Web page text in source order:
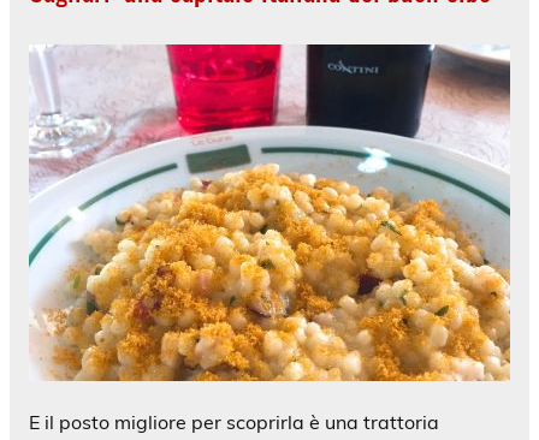
E il posto migliore per scoprirla è una trattoria